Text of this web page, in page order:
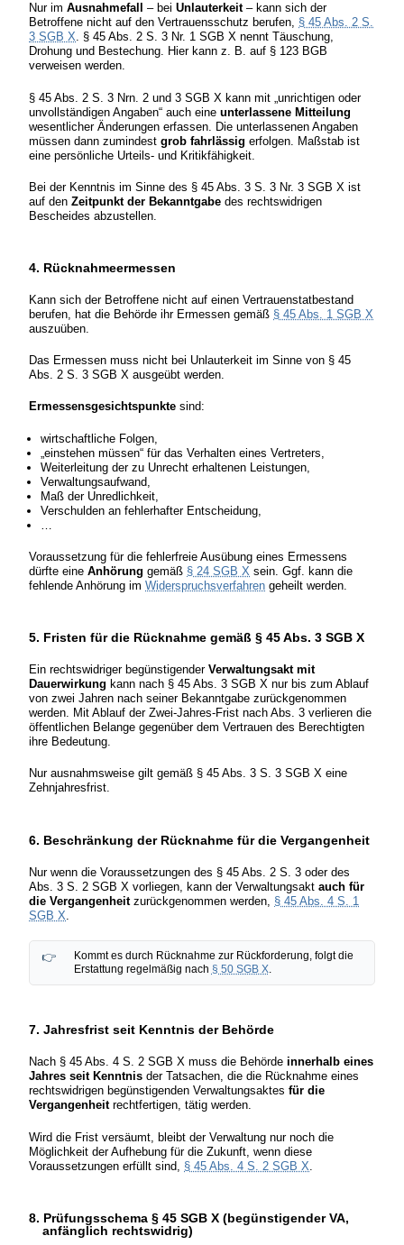
Nur im Ausnahmefall – bei Unlauterkeit– kann sich der
Betroffene nicht auf den Vertrauensschutz berufen, § 45 Abs. 2 S.
3 SGB X. § 45 Abs. 2 S. 3 Nr. 1 SGB X nennt Täuschung,
Drohung und Bestechung. Hier kann z. B. auf § 123 BGB
verweisen werden.
§ 45 Abs. 2 S. 3 Nrn. 2 und 3 SGB X kann mit „unrichtigen oder
unvollständigen Angaben“ auch eine unterlassene Mitteilung
wesentlicher Änderungen erfassen. Die unterlassenen Angaben
müssen dann zumindest grob fahrlässig erfolgen. Maßstab ist
eine persönliche Urteils- und Kritikfähigkeit.
Bei der Kenntnis im Sinne des § 45 Abs. 3 S. 3 Nr. 3 SGB X ist
auf den Zeitpunkt der Bekanntgabe des rechtswidrigen
Bescheides abzustellen.
4. Rücknahmeermessen
Kann sich der Betroffene nicht auf einen Vertrauenstatbestand
berufen, hat die Behörde ihr Ermessen gemäß § 45 Abs. 1 SGB X
auszuüben.
Das Ermessen muss nicht bei Unlauterkeit im Sinne von § 45
Abs. 2 S. 3 SGB X ausgeübt werden.
Ermessensgesichtspunkte sind:
wirtschaftliche Folgen,
„einstehen müssen“ für das Verhalten eines Vertreters,
Weiterleitung der zu Unrecht erhaltenen Leistungen,
Verwaltungsaufwand,
Maß der Unredlichkeit,
Verschulden an fehlerhafter Entscheidung,
Voraussetzung für die fehlerfreie Ausübung eines Ermessens
dürfte eine Anhörung gemäß § 24 SGB X sein. Ggf. kann die
fehlende Anhörung im Widerspruchsverfahren geheilt werden.
5. Fristen für die Rücknahme gemäß § 45 Abs. 3 SGB X
Ein rechtswidriger begünstigender Verwaltungsakt mit
Dauerwirkung kann nach § 45 Abs. 3 SGB X nur bis zum Ablauf
von zwei Jahren nach seiner Bekanntgabe zurückgenommen
werden. Mit Ablauf der Zwei-Jahres-Frist nach Abs. 3 verlieren die
öffentlichen Belange gegenüber dem Vertrauen des Berechtigten
ihre Bedeutung.
Nur ausnahmsweise gilt gemäß § 45 Abs. 3 S. 3 SGB X eine
Zehnjahresfrist.
6. Beschränkung der Rücknahme für die Vergangenheit
Nur wenn die Voraussetzungen des § 45 Abs. 2 S. 3 oder des
Abs. 3 S. 2 SGB X vorliegen, kann der Verwaltungsakt auch für
die Vergangenheitzurückgenommen werden, § 45 Abs. 4 S. 1
SGB X
Kommt es durch Rücknahme zur Rückforderung, folgt die
Erstattung regelmäßig nach § 50 SGB X.
7. Jahresfrist seit Kenntnis der Behörde
Nach § 45 Abs. 4 S. 2 SGB X muss die Behörde innerhalb eines
Jahres seit Kenntnis der Tatsachen, die die Rücknahme eines
rechtswidrigen begünstigenden Verwaltungsaktes für die
Vergangenheitrechtfertigen, tätig werden.
Wird die Frist versäumt, bleibt der Verwaltung nur noch die
Möglichkeit der Aufhebung für die Zukunft, wenn diese
Voraussetzungen erfüllt sind, § 45 Abs. 4 S. 2 SGB X
8. Prüfungsschema § 45 SGB X (begünstigender VA,
anfänglich rechtswidrig)